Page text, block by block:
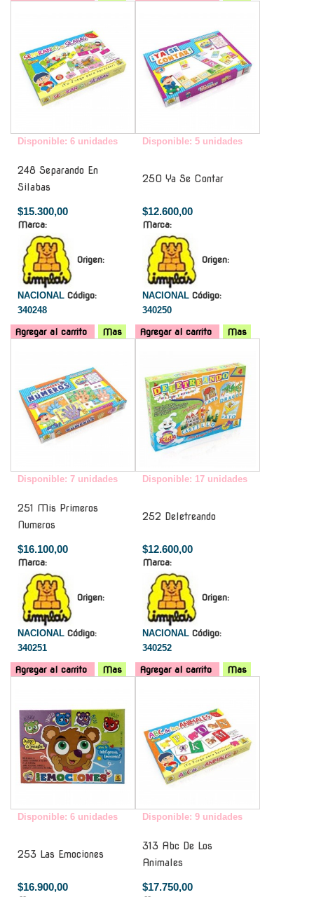
Disponible: 6 unidades
248 Separando En
Silabas
$15.300,00
Marca:
Origen:
NACIONAL Código:
340248
Agregar al carrito Mas
Disponible: 5 unidades
250 Ya Se Contar
$12.600,00
Marca:
Origen:
NACIONAL Código:
340250
Agregar al carrito
Mas
Disponible: 7 unidades
251 Mis Primeros
Numeros
$16.100,00
Marca:
Origen:
NACIONAL Código:
340251
Agregar al carrito Mas
Disponible: 17 unidades
252 Deletreando
$12.600,00
Marca:
Origen:
NACIONAL Código:
340252
Agregar al carrito
Mas
Disponible: 6 unidades
253 Las Emociones
$16.900,00
Disponible: 9 unidades
313 Abc De Los
Animales
$17.750,00